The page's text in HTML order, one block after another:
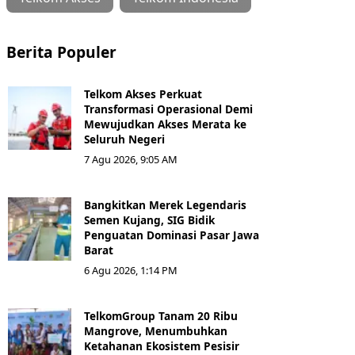
Berita Populer
Telkom Akses Perkuat
Transformasi Operasional Demi
Mewujudkan Akses Merata ke
Seluruh Negeri
7 Agu 2026, 9:05 AM
Bangkitkan Merek Legendaris
Semen Kujang, SIG Bidik
Penguatan Dominasi Pasar Jawa
Barat
6 Agu 2026, 1:14 PM
TelkomGroup Tanam 20 Ribu
Mangrove, Menumbuhkan
Ketahanan Ekosistem Pesisir